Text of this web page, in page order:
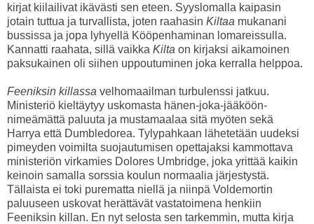
kirjat kiilailivat ikävästi sen eteen. Syyslomalla kaipasin
jotain tuttua ja turvallista, joten raahasin Kiltaa mukanani
bussissa ja jopa lyhyellä Kööpenhaminan lomareissulla.
Kannatti raahata, sillä vaikka Kilta on kirjaksi aikamoinen
paksukainen oli siihen uppoutuminen joka kerralla helppoa.
Feeniksin killassa velhomaailman turbulenssi jatkuu.
Ministeriö kieltäytyy uskomasta hänen-joka-jääköön-
nimeämättä paluuta ja mustamaalaa sitä myöten sekä
Harrya että Dumbledorea. Tylypahkaan lähetetään uudeksi
pimeyden voimilta suojautumisen opettajaksi kammottava
ministeriön virkamies Dolores Umbridge, joka yrittää kaikin
keinoin samalla sorssia koulun normaalia järjestystä.
Tällaista ei toki purematta niellä ja niinpä Voldemortin
paluuseen uskovat herättävät vastatoimena henkiin
Feeniksin killan. En nyt selosta sen tarkemmin, mutta kirja